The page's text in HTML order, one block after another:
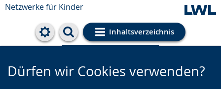
Netzwerke für Kinder
Inhaltsverzeichnis
Cookie-Einstellungen
Dürfen wir Cookies verwenden?